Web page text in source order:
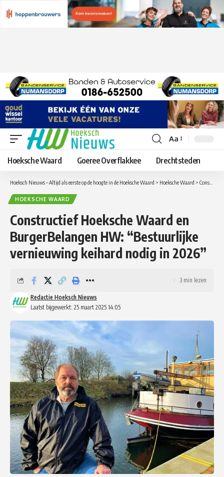
Lettergrootte
aanpassen
Aa
Hoeksche Waard Goeree Overflakkee Drechtsteden
Hoeksch Nieuws – Altijd als eerste op de hoogte in de Hoeksche Waard > Hoeksche Waard > Constructief Hoeksche Waard en BurgerBelangen HW: “Bestuurlijke vernieuwing keihard nodig in 2026”
HOEKSCHE WAARD
Constructief Hoeksche Waard en
BurgerBelangen HW: “Bestuurlijke
vernieuwing keihard nodig in 2026”
Laatst bijgewerkt: 25 maart 2025 14:05
Redactie Hoeksch Nieuws
3 min lezen